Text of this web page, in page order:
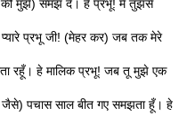
की मुझे) समझ दे। हे प्रभू! मैं तुझसे
प्रभू जी! (मेहर कर) जब तक मेरे
रहूँ। हे मालिक प्रभू! जब तू मुझे एक
जैसे) पचास साल बीत गए समझता हूँ। हे